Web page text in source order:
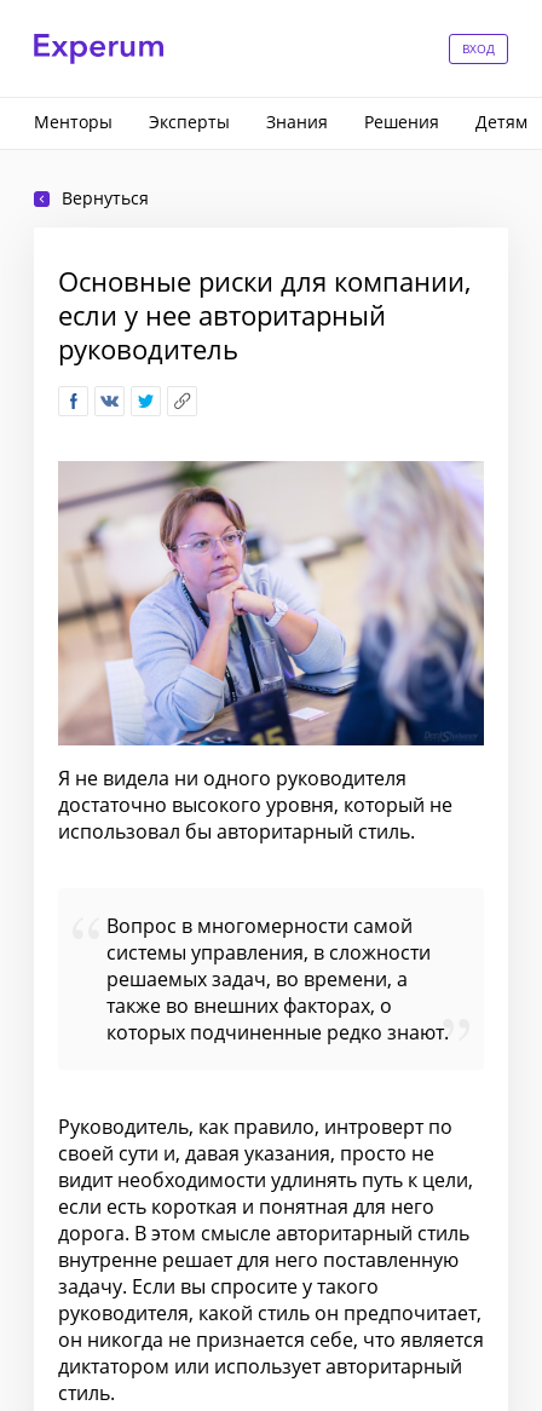
ВХОД
Менторы Эксперты Знания Решения Детям
Вернуться
Основные риски для компании,
если у нее авторитарный
руководитель
Я не видела ни одного руководителя
достаточно высокого уровня, который не
использовал бы авторитарный стиль.
Вопрос в многомерности самой
системы управления, в сложности
решаемых задач, во времени, а
также во внешних факторах, о
которых подчиненные редко знают.
Руководитель, как правило, интроверт по
своей сути и, давая указания, просто не
видит необходимости удлинять путь к цели,
если есть короткая и понятная для него
дорога. В этом смысле авторитарный стиль
внутренне решает для него поставленную
задачу. Если вы спросите у такого
руководителя, какой стиль он предпочитает,
он никогда не признается себе, что является
диктатором или использует авторитарный
стиль.